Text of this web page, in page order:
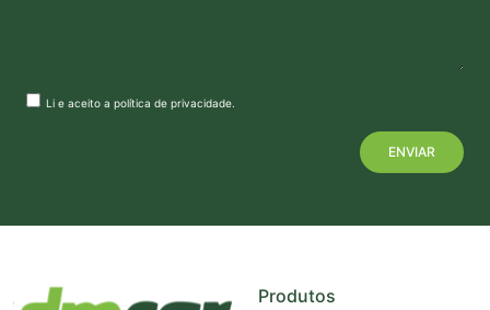
Li e aceito a política de privacidade
Produtos